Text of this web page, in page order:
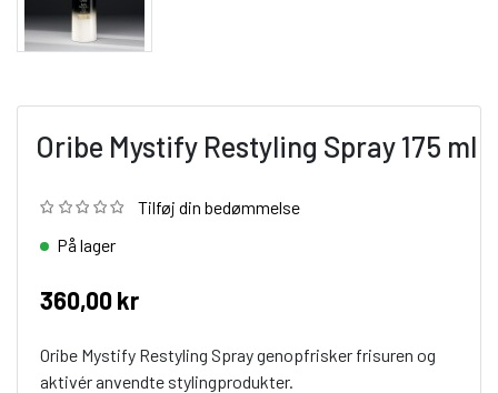
Oribe Mystify Restyling Spray 175 ml
Tilføj din bedømmelse
På lager
360,00 kr
Oribe Mystify Restyling Spray genopfrisker frisuren og
aktivér anvendte stylingprodukter.